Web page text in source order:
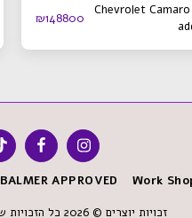
Chevrolet Camaro
₪148800
Work
BALMER APPROVED
זכויות יוצרים © 2026 כל הזכויות שמורות -